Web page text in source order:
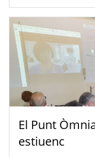
El Punt
estiuenc